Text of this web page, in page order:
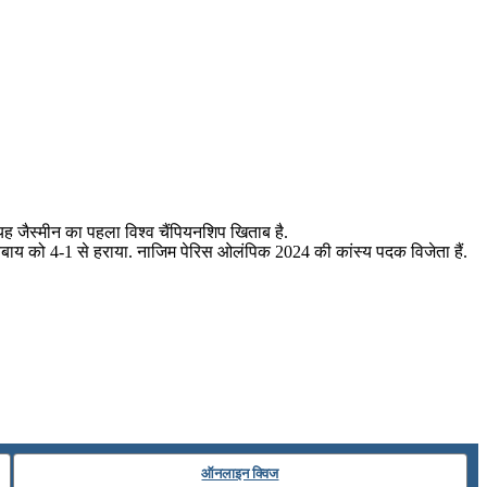
जैस्मीन का पहला विश्व चैंपियनशिप खिताब है.
को 4-1 से हराया. नाजिम पेरिस ओलंपिक 2024 की कांस्य पदक विजेता हैं.
ऑनलाइन क्विज